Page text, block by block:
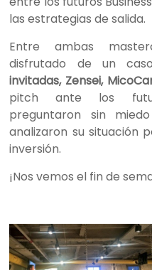
las estrategias de salida.
Entre ambas
disfrutado de un
invitadas, Zensei,
pitch ante los
preguntaron sin
analizaron su situación
inversión.
¡Nos vemos el fin de